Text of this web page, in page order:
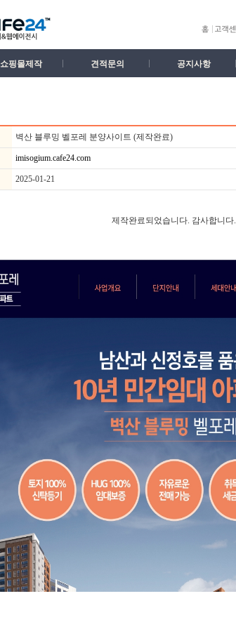
쇼핑몰제작 견적문의 공지사항
벽산 블루밍 벨포레 분양사이트 (제작완료)
imisogium.cafe24.com
2025-01-21
제작완료되었습니다. 감사합니다.